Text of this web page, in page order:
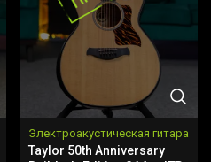
Электроакустическая гитара
Taylor 50th Anniversary